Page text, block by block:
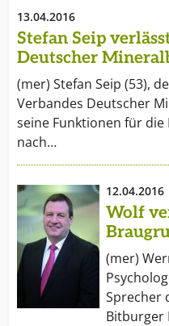
13.04.2016
Stefan Seip
Deutscher
(mer) Stefan Seip (53),
Verbandes Deutscher
seine Funktionen für
nach…
12.04.2016
Wolf
(mer)
Sprecher
Bitburger